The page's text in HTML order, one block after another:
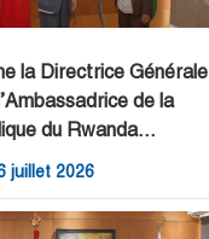
la Directrice Générale
de la
du Rwanda…
juillet 2026